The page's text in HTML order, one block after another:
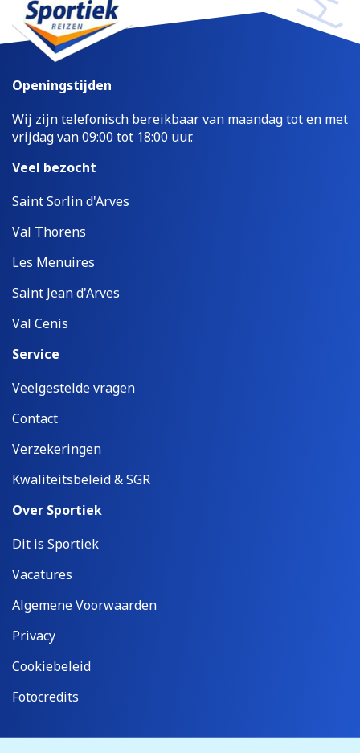
Openingstijden
Wij zijn telefonisch bereikbaar van maandag tot en met
vrijdag van 09:00 tot 18:00 uur.
Veel bezocht
Saint Sorlin d'Arves
Val Thorens
Les Menuires
Saint Jean d'Arves
Val Cenis
Service
Veelgestelde vragen
Contact
Verzekeringen
Kwaliteitsbeleid & SGR
Over Sportiek
Dit is Sportiek
Vacatures
Algemene Voorwaarden
Privacy
Cookiebeleid
Fotocredits